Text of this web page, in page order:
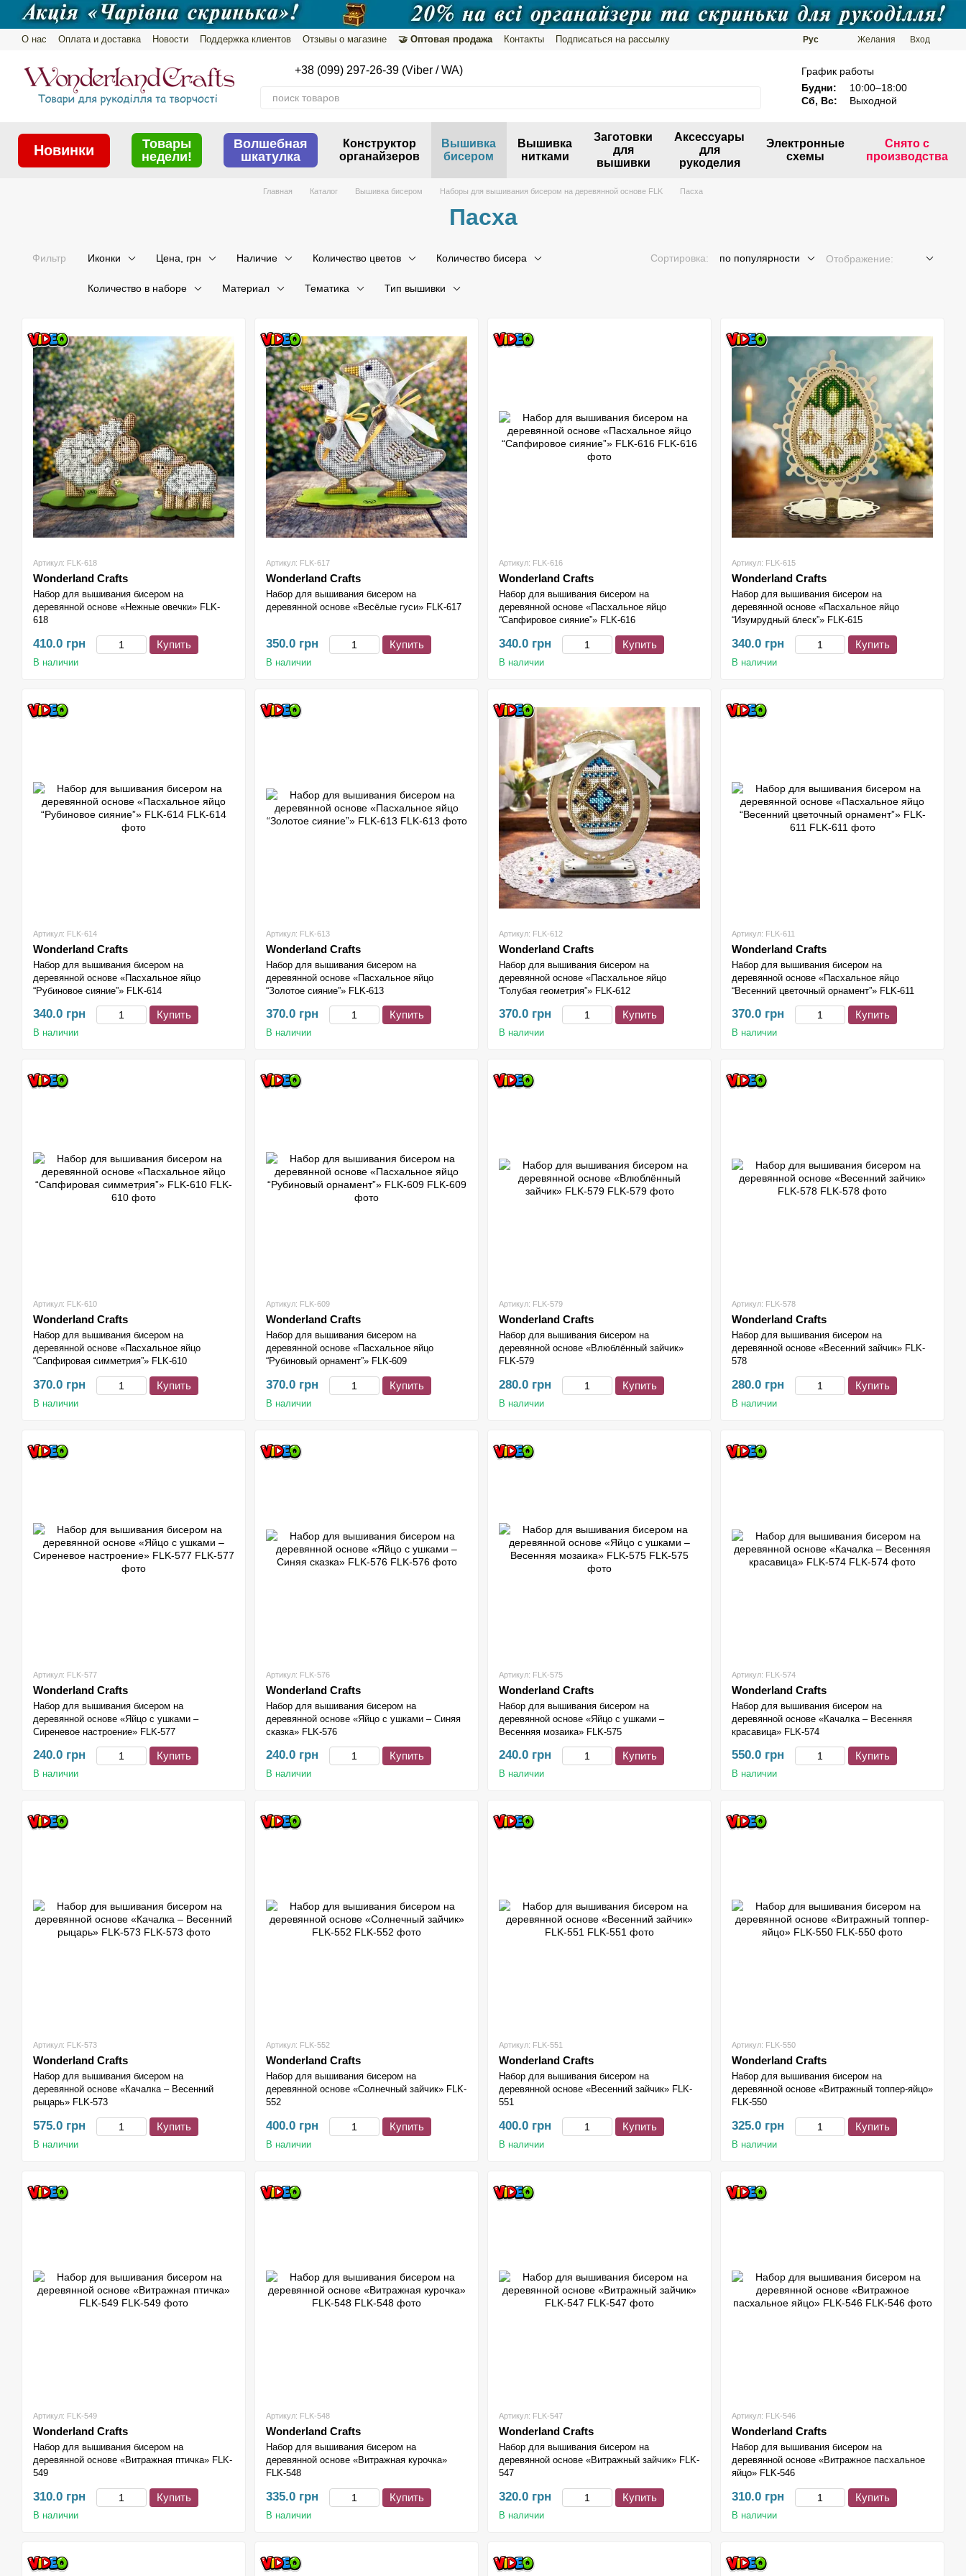
Перейти к основному контенту
О нас Оплата и доставка Новости Поддержка клиентов Отзывы о магазине 🤝 Оптовая продажа Контакты
Подписаться на рассылку
Рус Желания Вход
+38 (099) 297-26-39 (Viber / WA)
График работы
Будни:
10:00–18:00
Сб, Вс:
Выходной
Новинки
Товары
недели!
Волшебная
шкатулка
Конструктор
органайзеров
Вышивка
бисером
Вышивка
нитками
Заготовки
для
вышивки
Аксессуары
для
рукоделия
Электронные
схемы
Снято с
производства
Главная Каталог Вышивка бисером Наборы для вышивания бисером на деревянной основе FLK Пасха
Пасха
Фильтр Иконки Цена, грн Наличие Количество цветов Количество бисера
Количество в наборе Материал Тематика Тип вышивки
Сортировка: по популярности Отображение:
Артикул: FLK-618
Wonderland Crafts
Набор для вышивания бисером на
деревянной основе «Нежные овечки» FLK-
618
410.0 грн Купить
В наличии
Артикул: FLK-617
Wonderland Crafts
Набор для вышивания бисером на
деревянной основе «Весёлые гуси» FLK-617
350.0 грн Купить
В наличии
Артикул: FLK-616
Wonderland Crafts
Набор для вышивания бисером на
деревянной основе «Пасхальное яйцо
“Сапфировое сияние”» FLK-616
340.0 грн Купить
В наличии
Артикул: FLK-615
Wonderland Crafts
Набор для вышивания бисером на
деревянной основе «Пасхальное яйцо
“Изумрудный блеск”» FLK-615
340.0 грн Купить
В наличии
Артикул: FLK-614
Wonderland Crafts
Набор для вышивания бисером на
деревянной основе «Пасхальное яйцо
“Рубиновое сияние”» FLK-614
340.0 грн Купить
В наличии
Артикул: FLK-613
Wonderland Crafts
Набор для вышивания бисером на
деревянной основе «Пасхальное яйцо
“Золотое сияние”» FLK-613
370.0 грн Купить
В наличии
Артикул: FLK-612
Wonderland Crafts
Набор для вышивания бисером на
деревянной основе «Пасхальное яйцо
“Голубая геометрия”» FLK-612
370.0 грн Купить
В наличии
Артикул: FLK-611
Wonderland Crafts
Набор для вышивания бисером на
деревянной основе «Пасхальное яйцо
“Весенний цветочный орнамент”» FLK-611
370.0 грн Купить
В наличии
Артикул: FLK-610
Wonderland Crafts
Набор для вышивания бисером на
деревянной основе «Пасхальное яйцо
“Сапфировая симметрия”» FLK-610
370.0 грн Купить
В наличии
Артикул: FLK-609
Wonderland Crafts
Набор для вышивания бисером на
деревянной основе «Пасхальное яйцо
“Рубиновый орнамент”» FLK-609
370.0 грн Купить
В наличии
Артикул: FLK-579
Wonderland Crafts
Набор для вышивания бисером на
деревянной основе «Влюблённый зайчик»
FLK-579
280.0 грн Купить
В наличии
Артикул: FLK-578
Wonderland Crafts
Набор для вышивания бисером на
деревянной основе «Весенний зайчик» FLK-
578
280.0 грн Купить
В наличии
Артикул: FLK-577
Wonderland Crafts
Набор для вышивания бисером на
деревянной основе «Яйцо с ушками –
Сиреневое настроение» FLK-577
240.0 грн Купить
В наличии
Артикул: FLK-576
Wonderland Crafts
Набор для вышивания бисером на
деревянной основе «Яйцо с ушками – Синяя
сказка» FLK-576
240.0 грн Купить
В наличии
Артикул: FLK-575
Wonderland Crafts
Набор для вышивания бисером на
деревянной основе «Яйцо с ушками –
Весенняя мозаика» FLK-575
240.0 грн Купить
В наличии
Артикул: FLK-574
Wonderland Crafts
Набор для вышивания бисером на
деревянной основе «Качалка – Весенняя
красавица» FLK-574
550.0 грн Купить
В наличии
Артикул: FLK-573
Wonderland Crafts
Набор для вышивания бисером на
деревянной основе «Качалка – Весенний
рыцарь» FLK-573
575.0 грн Купить
В наличии
Артикул: FLK-552
Wonderland Crafts
Набор для вышивания бисером на
деревянной основе «Солнечный зайчик» FLK-
552
400.0 грн Купить
В наличии
Артикул: FLK-551
Wonderland Crafts
Набор для вышивания бисером на
деревянной основе «Весенний зайчик» FLK-
551
400.0 грн Купить
В наличии
Артикул: FLK-550
Wonderland Crafts
Набор для вышивания бисером на
деревянной основе «Витражный топпер-яйцо»
FLK-550
325.0 грн Купить
В наличии
Артикул: FLK-549
Wonderland Crafts
Набор для вышивания бисером на
деревянной основе «Витражная птичка» FLK-
549
310.0 грн Купить
В наличии
Артикул: FLK-548
Wonderland Crafts
Набор для вышивания бисером на
деревянной основе «Витражная курочка»
FLK-548
335.0 грн Купить
В наличии
Артикул: FLK-547
Wonderland Crafts
Набор для вышивания бисером на
деревянной основе «Витражный зайчик» FLK-
547
320.0 грн Купить
В наличии
Артикул: FLK-546
Wonderland Crafts
Набор для вышивания бисером на
деревянной основе «Витражное пасхальное
яйцо» FLK-546
310.0 грн Купить
В наличии